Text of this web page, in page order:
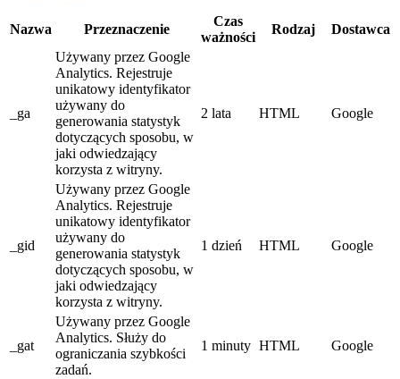
Nazwa Przeznaczenie
Czas
ważności
Rodzaj Dostawca
_ga
Używany przez Google
Analytics. Rejestruje
unikatowy identyfikator
używany do
generowania statystyk
dotyczących sposobu, w
jaki odwiedzający
korzysta z witryny.
2 lata HTML Google
_gid
Używany przez Google
Analytics. Rejestruje
unikatowy identyfikator
używany do
generowania statystyk
dotyczących sposobu, w
jaki odwiedzający
korzysta z witryny.
1 dzień HTML Google
_gat
Używany przez Google
Analytics. Służy do
ograniczania szybkości
zadań.
1 minuty HTML Google